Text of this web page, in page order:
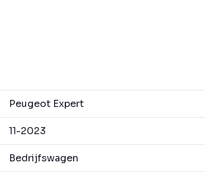
Peugeot Expert
11-2023
Bedrijfswagen